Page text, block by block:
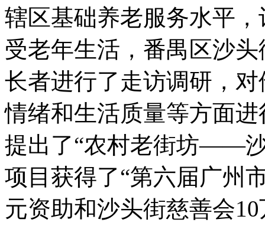
辖区基础养老服务水平
受老年生活，番禺区沙
长者进行了走访调研，
情绪和生活质量等方面
提出了“农村老街坊——
项目获得了“第六届广州
元资助和沙头街慈善会